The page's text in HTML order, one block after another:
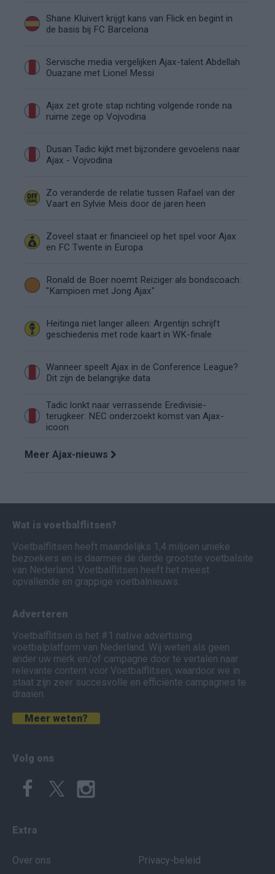
Shane Kluivert krijgt kans van Flick en begint in
de basis bij FC Barcelona
Servische media vergelijken Ajax-talent Abdellah
Ouazane met Lionel Messi
Ajax zet grote stap richting volgende ronde na
ruime zege op Vojvodina
Dusan Tadic kijkt met bijzondere gevoelens naar
Ajax - Vojvodina
Zo veranderde de relatie tussen Rafael van der
Vaart en Sylvie Meis door de jaren heen
Zoveel staat er financieel op het spel voor Ajax
en FC Twente in Europa
Ronald de Boer noemt Reiziger als bondscoach:
"Kampioen met Jong Ajax"
Heitinga niet langer alleen: Argentijn schrijft
geschiedenis met rode kaart in WK-finale
Wanneer speelt Ajax in de Conference League?
Dit zijn de belangrijke data
Tadic lonkt naar verrassende Eredivisie-
terugkeer: NEC onderzoekt komst van Ajax-
icoon
Meer Ajax-nieuws
Wat is voetbalflitsen?
Voetbalflitsen heeft maandelijks 1,4 miljoen unieke
bezoekers en is daarmee de derde grootste voetbalsite
van Nederland. Voetbalflitsen heeft het meest
opvallende en grappige voetbalnieuws.
Adverteren
Voetbalflitsen is het #1 native advertising
voetbalplatform van Nederland. Wij weten als geen
ander uw merk en/of campagne door te vertalen naar
relevante content voor Voetbalflitsen, waardoor we in
staat zijn zeer succesvolle en efficiënte campagnes te
draaien.
Meer weten?
Volg ons
Extra
Over ons Privacy-beleid